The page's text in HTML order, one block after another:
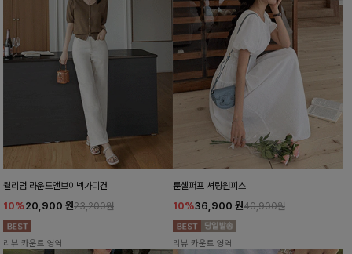
윌리덤 라운드앤브이넥가디건
10%20,900 원23,200원
리뷰 카운트 영역
룬셀퍼프 셔링원피스
10%36,900 원40,900원
리뷰 카운트 영역